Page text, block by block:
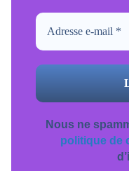
Nous ne
politique de